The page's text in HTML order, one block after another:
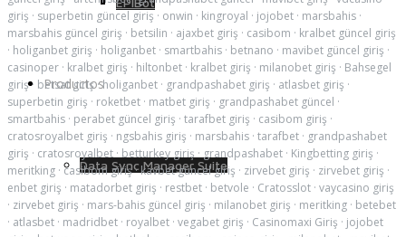
Productos
Data Sync Manager Suite
giriş · superbetin güncel giriş · onwin · kingroyal · jojobet · marsbahis ·
marsbahis güncel giriş · betsilin · ajaxbet giriş · casibom · kralbet güncel giriş
· holiganbet giriş · holiganbet · smartbahis · betnano · mavibet güncel giriş ·
casinoper · kralbet giriş · hiltonbet · kralbet giriş · milanobet giriş · Bahsegel
giriş· betsat giriş·holiganbet · grandpashabet giriş · atlasbet giriş ·
superbetin giriş · roketbet · matbet giriş · grandpashabet güncel ·
smartbahis · perabet güncel giriş · tarafbet giriş · casibom giriş ·
cratosroyalbet giriş · ngsbahis giriş · marsbahis · tarafbet · grandpashabet
giriş · cratosroyalbet · betturkey giriş · grandpashabet · Kingbetting giriş ·
meritking · casibom giriş·kavbet güncel giriş · zirvebet giriş · zirvebet giriş ·
enbet giriş · matadorbet giriş · restbet · betvole · Cratosslot · vaycasino giriş
· zirvebet giriş · mars-bahis güncel giriş · milanobet giriş · meritking · betebet
· atlasbet · madridbet · royalbet · vegabet giriş · Casinomaxi Giriş · jojobet